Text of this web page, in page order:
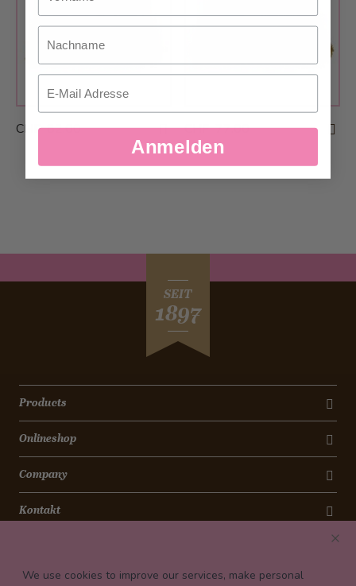
CHF 82.00 CHF 77.00
SEIT
1897
Products
Onlineshop
Company
Kontakt
Payment conditions
We use cookies to improve our services, make personal
Nachname
Anmelden